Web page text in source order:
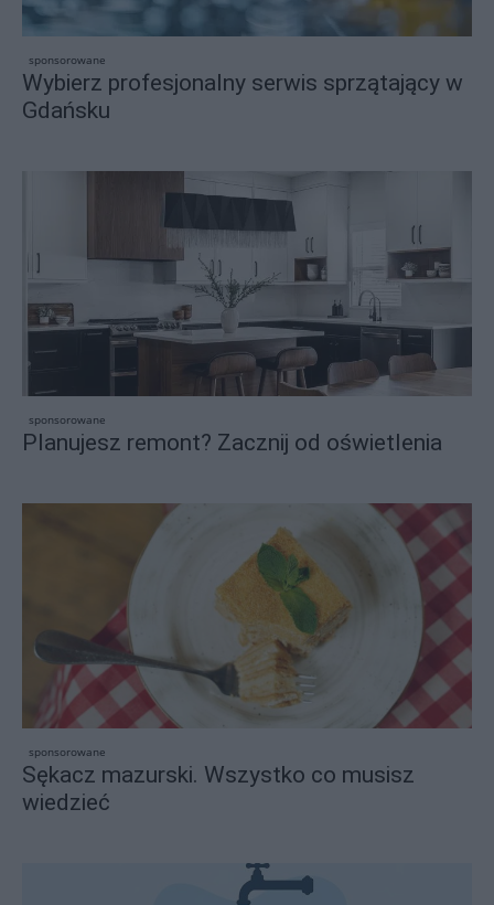
sponsorowane
Wybierz profesjonalny serwis sprzątający w
Gdańsku
sponsorowane
Planujesz remont? Zacznij od oświetlenia
sponsorowane
Sękacz mazurski. Wszystko co musisz
wiedzieć